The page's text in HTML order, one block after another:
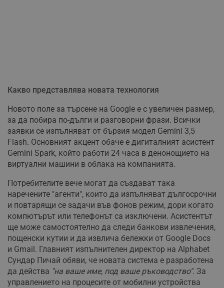
Какво представлява новата технология
Новото поле за търсене на Google е с увеличен размер,
за да побира по-дълги и разговорни фрази. Всички
заявки се изпълняват от бързия модел Gemini 3,5
Flash. Основният акцент обаче е дигиталният асистент
Gemini Spark, който работи 24 часа в денонощието на
виртуални машини в облака на компанията.
Потребителите вече могат да създават така
наречените "агенти", които да изпълняват дългосрочни
и повтарящи се задачи във фонов режим, дори когато
компютърът или телефонът са изключени. Асистентът
ще може самостоятелно да следи банкови извлечения,
пощенски кутии и да извлича бележки от Google Docs
и Gmail. Главният изпълнителен директор на Alphabet
Сундар Пичай обяви, че новата система е разработена
да действа "на ваше име, под ваше ръководство". За
управлението на процесите от мобилни устройства